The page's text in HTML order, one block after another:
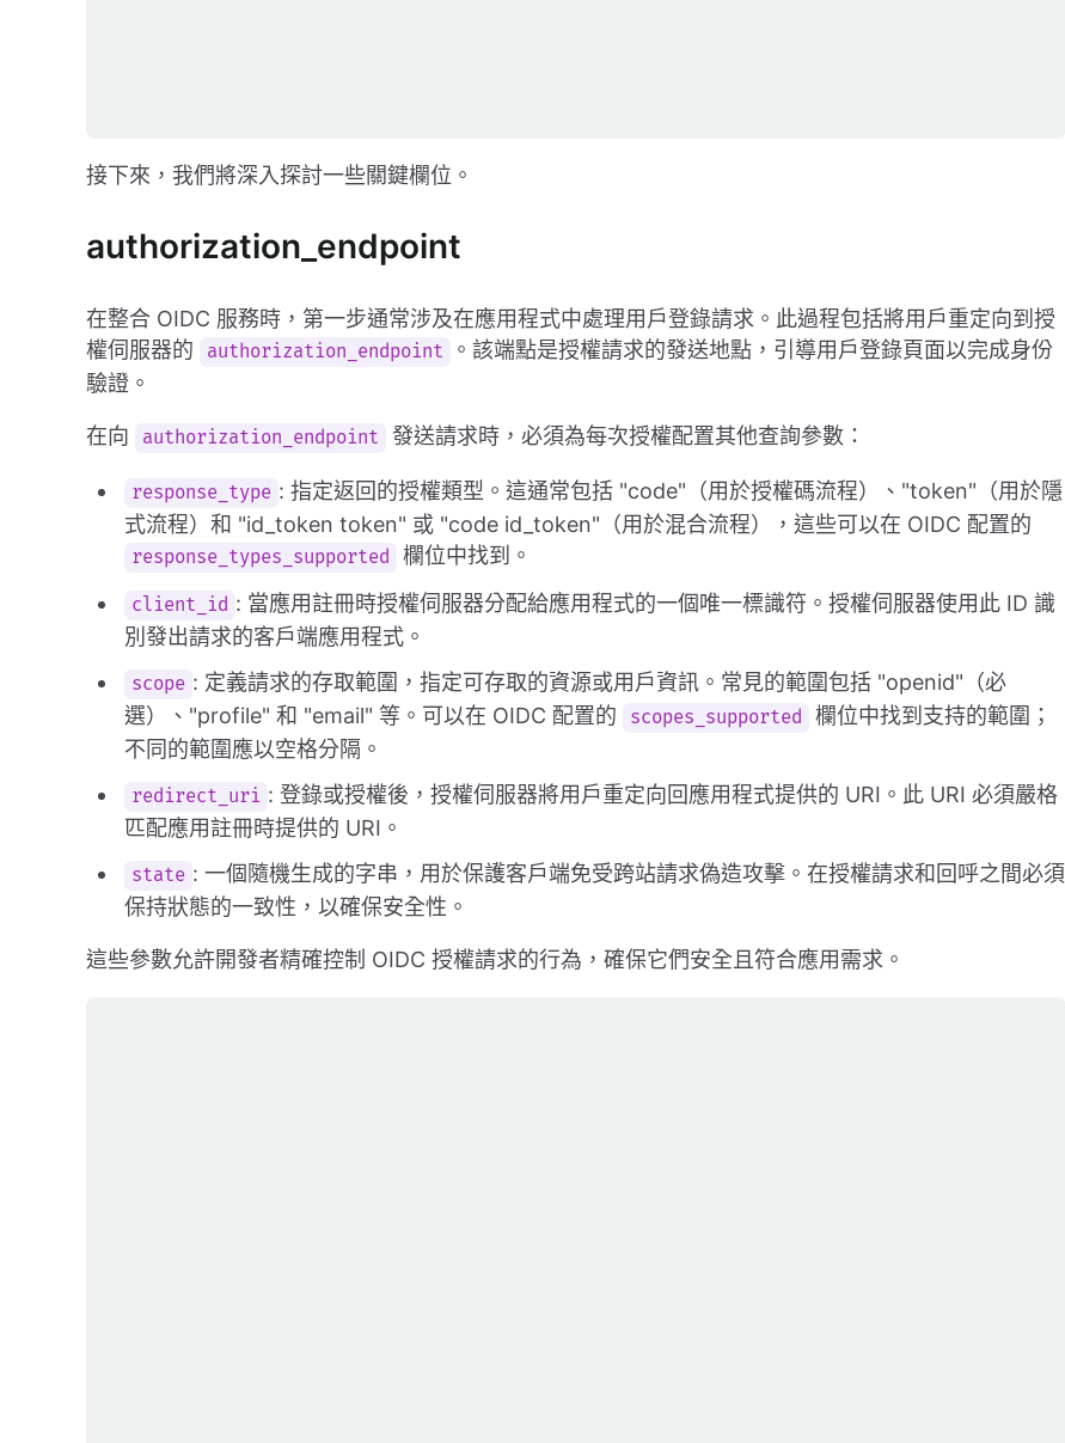
接下來，我們將深入探討一些關鍵欄位。
authorization_endpoint
在整合 OIDC 服務時，第一步通常涉及在應用程式中處理用戶登錄請求。此過程包括將用戶重定向到授
權伺服器的
authorization_endpoint
。該端點是授權請求的發送地點，引導用戶登錄頁面以完成身份
驗證。
在向 authorization_endpoint 發送請求時，必須為每次授權配置其他查詢參數：
response_type : 指定返回的授權類型。這通常包括 "code"（用於授權碼流程）、"token"（用於隱
式流程）和 "id_token token" 或 "code id_token"（用於混合流程），這些可以在 OIDC 配置的
response_types_supported 欄位中找到。
client_id : 當應用註冊時授權伺服器分配給應用程式的一個唯一標識符。授權伺服器使用此 ID 識
別發出請求的客戶端應用程式。
scope : 定義請求的存取範圍，指定可存取的資源或用戶資訊。常見的範圍包括 "openid"（必
選）、"profile" 和 "email" 等。可以在 OIDC 配置的
scopes_supported
欄位中找到支持的範圍；
不同的範圍應以空格分隔。
redirect_uri : 登錄或授權後，授權伺服器將用戶重定向回應用程式提供的 URI。此 URI 必須嚴格
匹配應用註冊時提供的 URI。
state : 一個隨機生成的字串，用於保護客戶端免受跨站請求偽造攻擊。在授權請求和回呼之間必須
保持狀態的一致性，以確保安全性。
這些參數允許開發者精確控制 OIDC 授權請求的行為，確保它們安全且符合應用需求。